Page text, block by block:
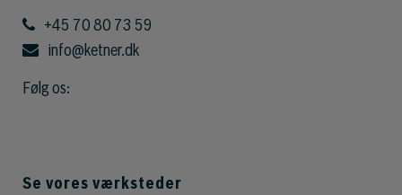
+45 70 80 73 59
info@ketner.dk
Følg os:
Se vores værksteder